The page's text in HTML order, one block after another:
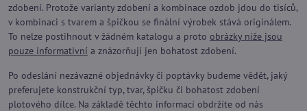
zdobení. Protože varianty zdobení a kombinace ozdob jdou do tisíců,
v kombinaci s tvarem a špičkou se finální výrobek stává originálem.
To nelze postihnout v žádném katalogu a proto obrázky níže jsou
pouze informativní a znázorňují jen bohatost zdobení.
Po odeslání nezávazné objednávky či poptávky budeme vědět, jaký
preferujete konstrukční typ, tvar, špičku či bohatost zdobení
plotového dílce. Na základě těchto informací obdržíte od nás